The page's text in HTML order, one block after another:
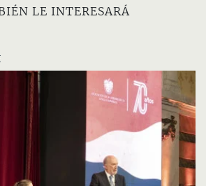
LE INTERESARÁ